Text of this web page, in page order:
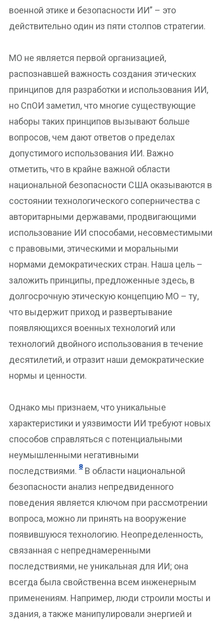
военной этике и безопасности ИИ” – это
действительно один из пяти столпов стратегии.
МО не является первой организацией,
распознавшей важность создания этических
принципов для разработки и использования ИИ,
но СпОИ заметил, что многие существующие
наборы таких принципов вызывают больше
вопросов, чем дают ответов о пределах
допустимого использования ИИ. Важно
отметить, что в крайне важной области
национальной безопасности США оказываются в
состоянии технологического соперничества с
авторитарными державами, продвигающими
использование ИИ способами, несовместимыми
с правовыми, этическими и моральными
нормами демократических стран. Наша цель –
заложить принципы, предложенные здесь, в
долгосрочную этическую концепцию МО – ту,
что выдержит приход и развертывание
появляющихся военных технологий или
технологий двойного использования в течение
десятилетий, и отразит наши демократические
нормы и ценности.
Однако мы признаем, что уникальные
характеристики и уязвимости ИИ требуют новых
способов справляться с потенциальными
неумышленными негативными
последствиями. 8 В области национальной
безопасности анализ непредвиденного
поведения является ключом при рассмотрении
вопроса, можно ли принять на вооружение
появившуюся технологию. Неопределенность,
связанная с непреднамеренными
последствиями, не уникальная для ИИ; она
всегда была свойственна всем инженерным
применениям. Например, люди строили мосты и
здания, а также манипулировали энергией и